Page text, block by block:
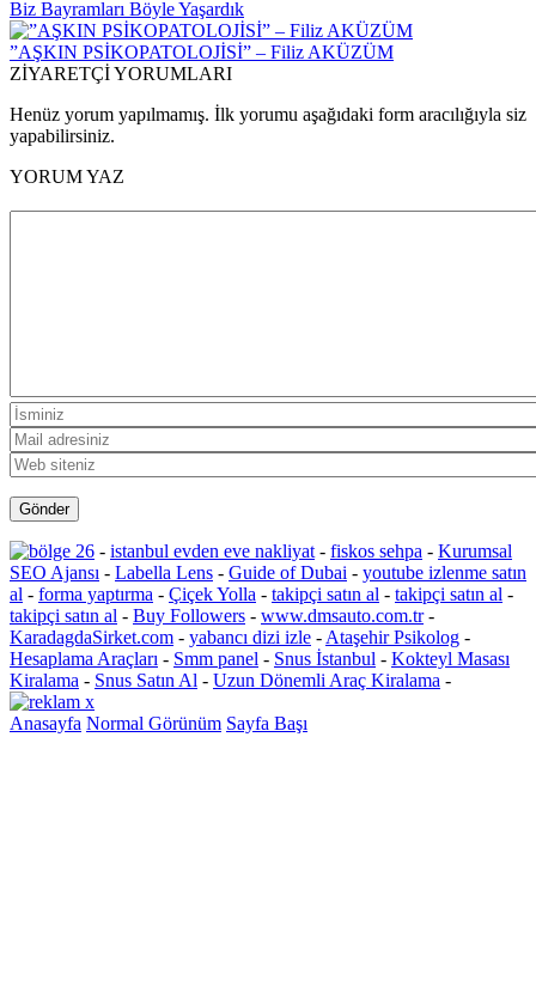
Biz Bayramları Böyle Yaşardık
”AŞKIN PSİKOPATOLOJİSİ” – Filiz AKÜZÜM
ZİYARETÇİ YORUMLARI
Henüz yorum yapılmamış. İlk yorumu aşağıdaki form aracılığıyla siz
yapabilirsiniz.
YORUM YAZ
- istanbul evden eve nakliyat - fiskos sehpa - Kurumsal
SEO Ajansı - Labella Lens - Guide of Dubai - youtube izlenme satın
al - forma yaptırma - Çiçek Yolla - takipçi satın al - takipçi satın al -
takipçi satın al - Buy Followers - www.dmsauto.com.tr-
KaradagdaSirket.com - yabancı dizi izle - Ataşehir Psikolog -
Hesaplama Araçları - Smm panel - Snus İstanbul - Kokteyl Masası
Kiralama - Snus Satın Al - Uzun Dönemli Araç Kiralama -
Anasayfa Normal Görünüm Sayfa Başı